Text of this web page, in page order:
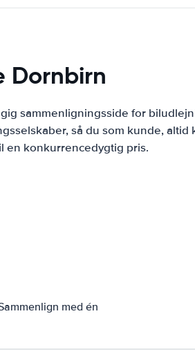
Dornbirn
sammenligningsside for
så du som kunde, altid
en konkurrencedygtig pris.
med én